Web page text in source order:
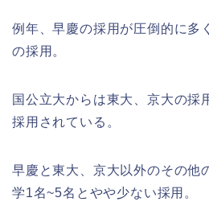
例年、早慶の採用が圧倒的に多
の採用。
国公立大からは東大、京大の採
採用されている。
早慶と東大、京大以外のその他
学1名~5名とやや少ない採用。